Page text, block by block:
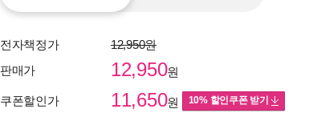
전자책정가
12,950원
판매가
12,950원
쿠폰할인가 11,650원 10% 할인쿠폰 받기